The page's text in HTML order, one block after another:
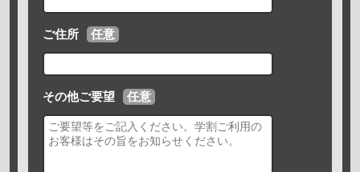
ご住所 任意
その他ご要望 任意